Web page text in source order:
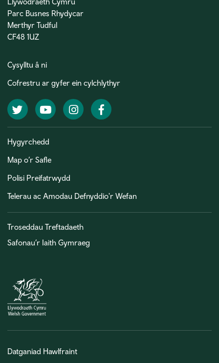
Parc Busnes Rhydycar
Merthyr Tudful
CF48 1UZ
Cysylltu â ni
Cofrestru ar gyfer ein cylchlythyr
TwitterYouTubeInstagramFacebook
Hygyrchedd
Map o’r Safle
Polisi Preifatrwydd
Telerau ac Amodau Defnyddio'r Wefan
Troseddau Treftadaeth
Safonau’r Iaith Gymraeg
Datganiad Hawlfraint